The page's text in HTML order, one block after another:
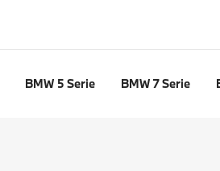
BMW 5 Serie BMW 7 Serie